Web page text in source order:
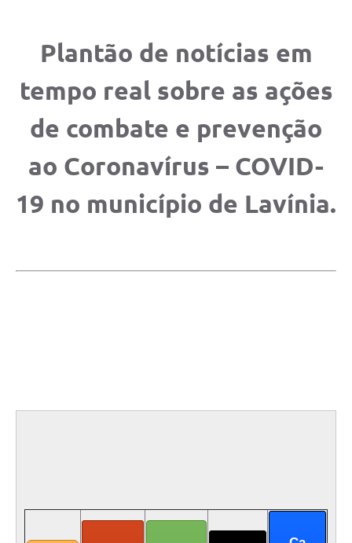
Editais
Contas Públicas
Pesquisa de Satisfação
Plantão de notícias em
tempo real sobre as ações
de combate e prevenção
ao Coronavírus – COVID-
19 no município de Lavínia.